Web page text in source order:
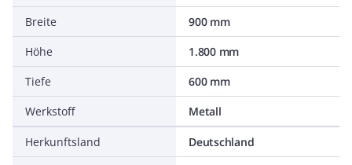
Breite
900 mm
Höhe
1.800 mm
Tiefe
600 mm
Werkstoff
Metall
Herkunftsland
Deutschland